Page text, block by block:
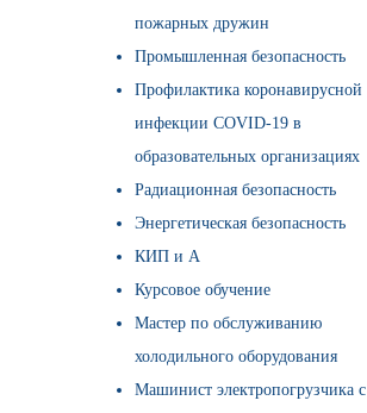
пожарных дружин
Промышленная безопасность
Профилактика коронавирусной
инфекции COVID-19 в
образовательных организациях
Радиационная безопасность
Энергетическая безопасность
КИП и А
Курсовое обучение
Мастер по обслуживанию
холодильного оборудования
Машинист электропогрузчика с